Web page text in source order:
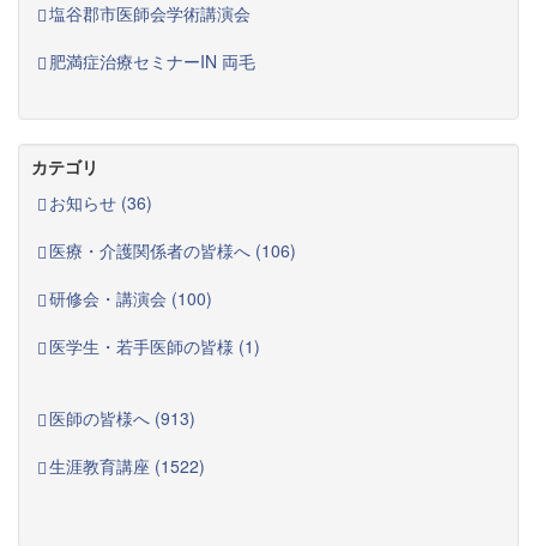
塩谷郡市医師会学術講演会
肥満症治療セミナーIN 両毛
カテゴリ
お知らせ (36)
医療・介護関係者の皆様へ (106)
研修会・講演会 (100)
医学生・若手医師の皆様 (1)
医師の皆様へ (913)
生涯教育講座 (1522)